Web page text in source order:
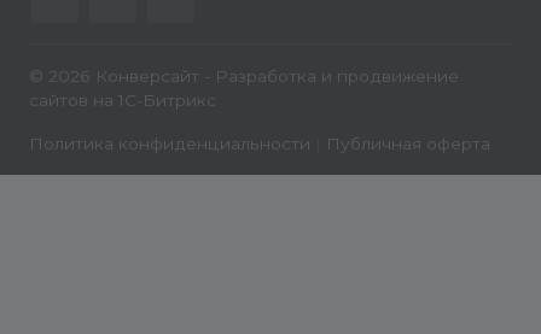
© 2026 Конверсайт - Разработка и продвижение
сайтов на 1С-Битрикс
Политика конфиденциальности Публичная оферта